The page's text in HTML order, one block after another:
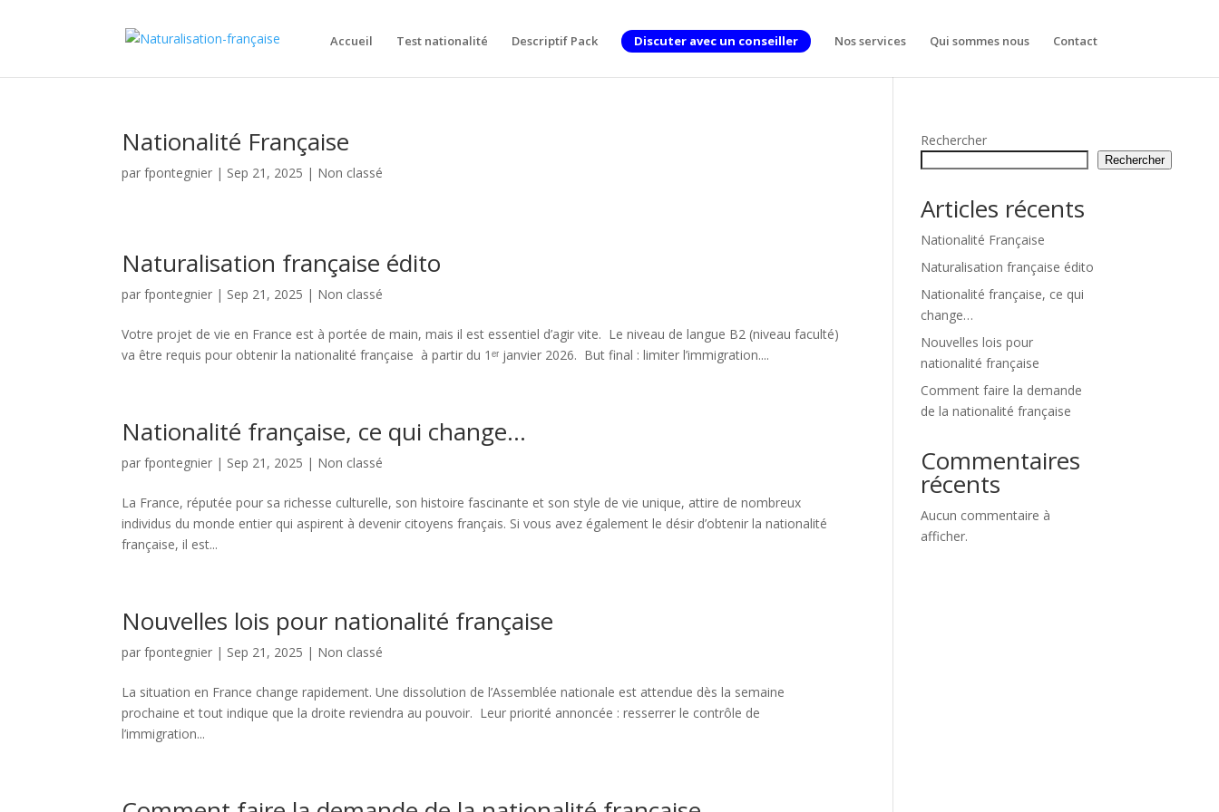
Accueil Test nationalité Descriptif Pack Discuter avec un conseiller Nos services Qui sommes nous Contact
Nationalité Française
parfpontegnier | Sep 21, 2025 | Non classé
Naturalisation française édito
parfpontegnier | Sep 21, 2025 | Non classé
Votre projet de vie en France est à portée de main, mais il est essentiel d’agir vite. Le niveau de langue B2 (niveau faculté)
va être requis pour obtenir la nationalité française à partir du 1ᵉʳ janvier 2026. But final : limiter l’immigration....
Nationalité française, ce qui change…
parfpontegnier | Sep 21, 2025 | Non classé
La France, réputée pour sa richesse culturelle, son histoire fascinante et son style de vie unique, attire de nombreux
individus du monde entier qui aspirent à devenir citoyens français. Si vous avez également le désir d’obtenir la nationalité
française, il est...
Nouvelles lois pour nationalité française
parfpontegnier | Sep 21, 2025 | Non classé
La situation en France change rapidement. Une dissolution de l’Assemblée nationale est attendue dès la semaine
prochaine et tout indique que la droite reviendra au pouvoir. Leur priorité annoncée : resserrer le contrôle de
l’immigration...
Rechercher
Rechercher
Articles récents
Nationalité Française
Naturalisation française édito
Nationalité française, ce qui
change…
Nouvelles lois pour
nationalité française
Comment faire la demande
de la nationalité française
Commentaires
récents
Aucun commentaire à
afficher.